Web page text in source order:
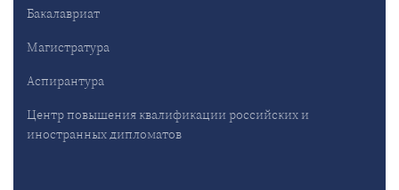
Бакалавриат
Магистратура
Аспирантура
Центр повышения квалификации российских и
иностранных дипломатов